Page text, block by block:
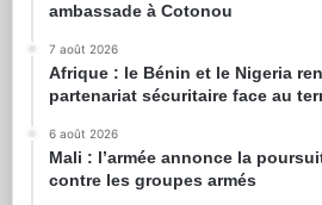
ambassade à Cotonou
7 août 2026
Afrique : le Bénin et le Nigeria
partenariat sécuritaire face au
6 août 2026
Mali : l’armée annonce la
contre les groupes armés